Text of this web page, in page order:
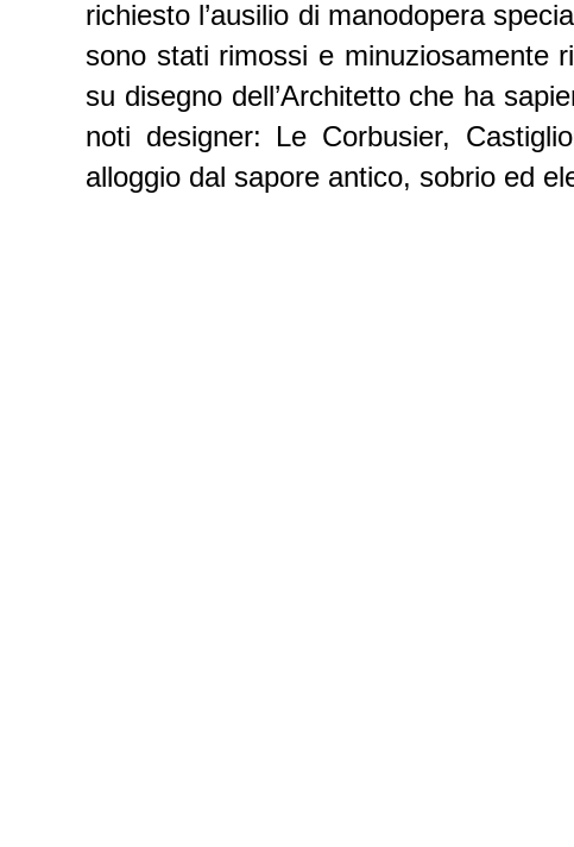
richiesto l’ausilio di manodopera
sono stati rimossi e minuziosamente
su disegno dell’Architetto che ha
noti designer: Le Corbusier,
alloggio dal sapore antico, sobrio ed